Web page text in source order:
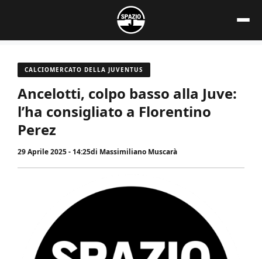
contenuto
CALCIOMERCATO DELLA JUVENTUS
Ancelotti, colpo basso alla Juve:
l’ha consigliato a Florentino
Perez
29 Aprile 2025 - 14:25di Massimiliano Muscarà